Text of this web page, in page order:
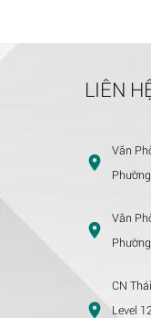
LIÊN
Văn
Văn
CN
Level